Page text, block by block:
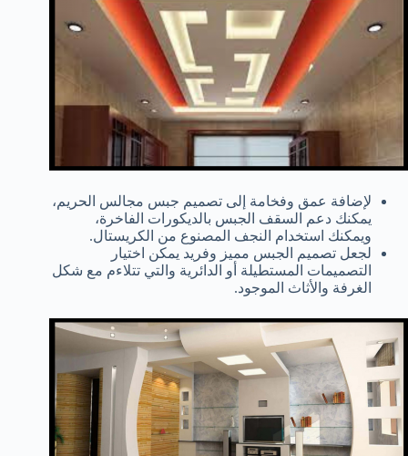
لإضافة عمق وفخامة إلى تصميم جبس مجالس الحريم،
يمكنك دعم السقف الجبس بالديكورات الفاخرة،
ويمكنك استخدام النجف المصنوع من الكريستال.
لجعل تصميم الجبس مميز وفريد يمكن اختيار
التصميمات المستطيلة أو الدائرية والتي تتلاءم مع شكل
الغرفة والأثاث الموجود.